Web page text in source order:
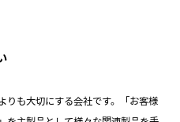
りも大切にする会社です。「お客様